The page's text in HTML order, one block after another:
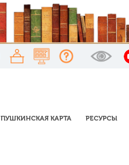
ПУШКИНСКАЯ КАРТА РЕСУРСЫ